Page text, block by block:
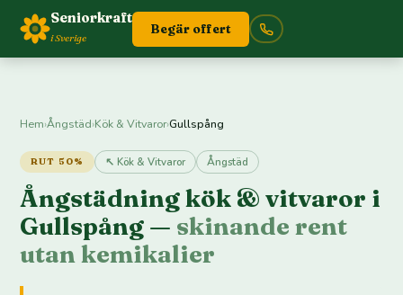
Seniorkraft
i Sverige
Begär offert
Hem›Ångstäd›Kök & Vitvaror›Gullspång
RUT 50% ↖ Kök & Vitvaror Ångstäd
Ångstädning kök & vitvaror i
Gullspång — skinande rent
utan kemikalier